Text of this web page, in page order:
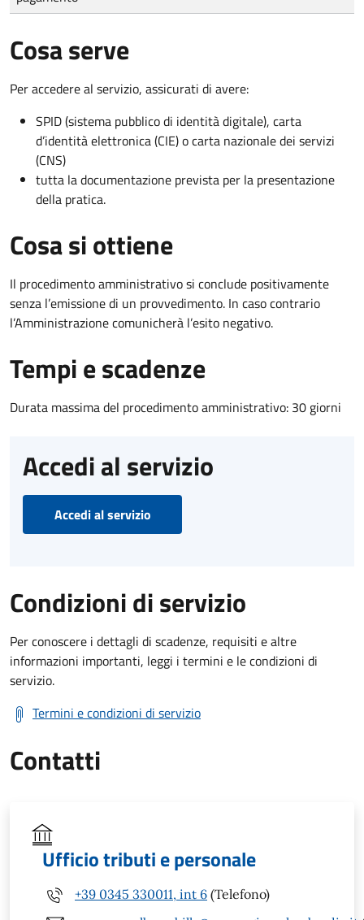
Cosa serve
Per accedere al servizio, assicurati di avere:
SPID (sistema pubblico di identità digitale), carta
d’identità elettronica (CIE) o carta nazionale dei servizi
(CNS)
tutta la documentazione prevista per la presentazione
della pratica.
Cosa si ottiene
Il procedimento amministrativo si conclude positivamente
senza l’emissione di un provvedimento. In caso contrario
l’Amministrazione comunicherà l’esito negativo.
Tempi e scadenze
Durata massima del procedimento amministrativo: 30 giorni
Accedi al servizio
Accedi al servizio
Condizioni di servizio
Per conoscere i dettagli di scadenze, requisiti e altre
informazioni importanti, leggi i termini e le condizioni di
servizio.
Termini e condizioni di servizio
Contatti
Ufficio tributi e personale
+39 0345 330011, int 6 (Telefono)